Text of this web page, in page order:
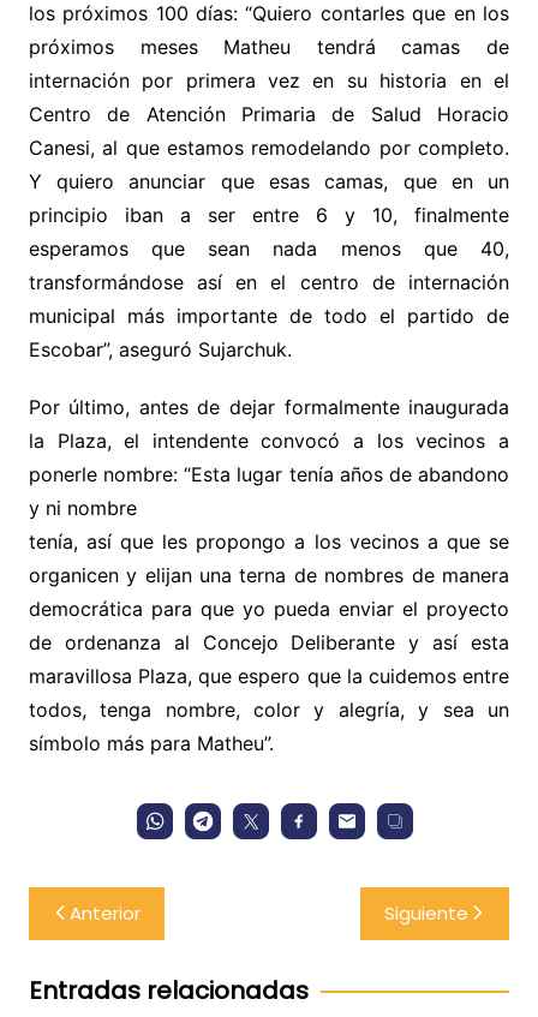
los próximos 100 días: “Quiero contarles que en los
próximos meses Matheu tendrá camas de
internación por primera vez en su historia en el
Centro de Atención Primaria de Salud Horacio
Canesi, al que estamos remodelando por completo.
Y quiero anunciar que esas camas, que en un
principio iban a ser entre 6 y 10, finalmente
esperamos que sean nada menos que 40,
transformándose así en el centro de internación
municipal más importante de todo el partido de
Escobar”, aseguró Sujarchuk.
Por último, antes de dejar formalmente inaugurada
la Plaza, el intendente convocó a los vecinos a
ponerle nombre: “Esta lugar tenía años de abandono
y ni nombre
tenía, así que les propongo a los vecinos a que se
organicen y elijan una terna de nombres de manera
democrática para que yo pueda enviar el proyecto
de ordenanza al Concejo Deliberante y así esta
maravillosa Plaza, que espero que la cuidemos entre
todos, tenga nombre, color y alegría, y sea un
símbolo más para Matheu”.
Navegación
de
entradas
Anterior Siguiente
Entradas relacionadas